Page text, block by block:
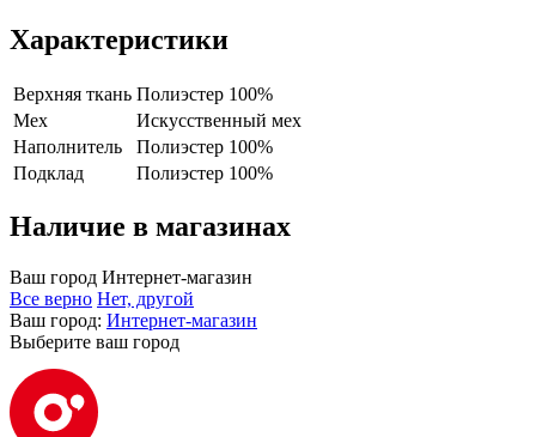
Характеристики
Верхняя ткань Полиэстер 100%
Мех
Искусственный мех
Наполнитель
Полиэстер 100%
Подклад
Полиэстер 100%
Наличие в магазинах
Ваш город Интернет-магазин
Все верно Нет, другой
Ваш город: Интернет-магазин
Выберите ваш город